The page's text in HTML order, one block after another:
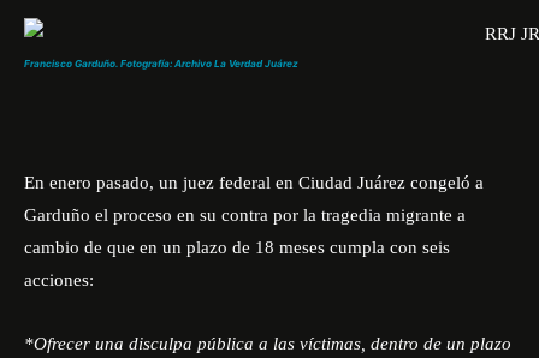
Francisco Garduño. Fotografía: Archivo La Verdad Juárez
En enero pasado, un juez federal en Ciudad Juárez congeló a
Garduño el proceso en su contra por la tragedia migrante a
cambio de que en un plazo de 18 meses cumpla con seis
acciones:
*Ofrecer una disculpa pública a las víctimas, dentro de un plazo